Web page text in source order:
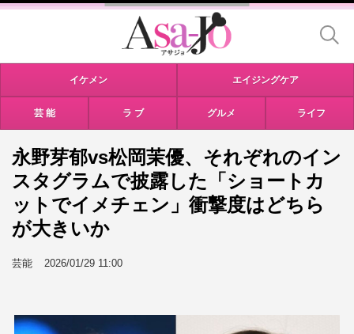
イケメン エイジングケア
芸 能 ラ ブ グルメ ライフ
永野芽郁vs松岡茉優、それぞれのイン
スタグラムで披露した「ショートカ
ットでイメチェン」衝撃度はどちら
が大きいか
芸能 2026/01/29 11:00